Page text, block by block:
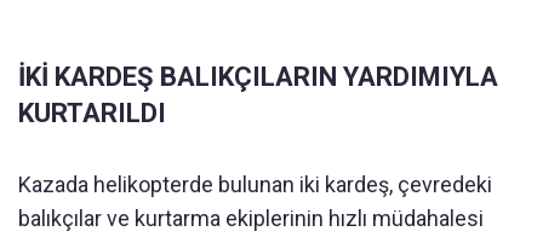
İKİ KARDEŞ BALIKÇILARIN YARDIMIYLA
KURTARILDI
Kazada helikopterde bulunan iki kardeş, çevredeki
balıkçılar ve kurtarma ekiplerinin hızlı müdahalesi